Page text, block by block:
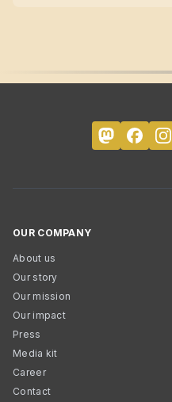
OUR COMPANY
About us
Our story
Our mission
Our impact
Press
Media kit
Career
Contact